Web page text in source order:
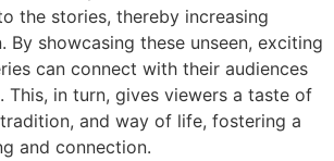
the stories, thereby increasing
By showcasing these unseen, exciting
can connect with their audiences
This, in turn, gives viewers a taste of
and way of life, fostering a
and connection.